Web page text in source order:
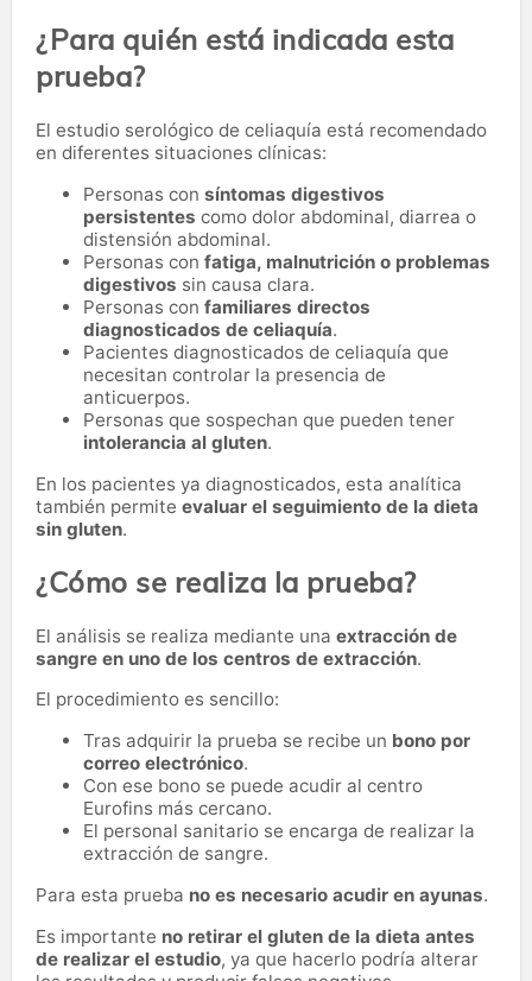
¿Para quién está indicada esta
prueba?
El estudio serológico de celiaquía está recomendado
en diferentes situaciones clínicas:
Personas con síntomas digestivos
persistentes como dolor abdominal, diarrea o
distensión abdominal.
Personas con fatiga, malnutrición o problemas
digestivos sin causa clara.
Personas con familiares directos
diagnosticados de celiaquía.
Pacientes diagnosticados de celiaquía que
necesitan controlar la presencia de
anticuerpos.
Personas que sospechan que pueden tener
intolerancia al gluten.
En los pacientes ya diagnosticados, esta analítica
también permite evaluar el seguimiento de la dieta
sin gluten.
¿Cómo se realiza la prueba?
El análisis se realiza mediante una extracción de
sangre en uno de los centros de extracción.
El procedimiento es sencillo:
Tras adquirir la prueba se recibe un bono por
correo electrónico.
Con ese bono se puede acudir al centro
Eurofins más cercano.
El personal sanitario se encarga de realizar la
extracción de sangre.
Para esta prueba no es necesario acudir en ayunas.
Es importante no retirar el gluten de la dieta antes
de realizar el estudio, ya que hacerlo podría alterar